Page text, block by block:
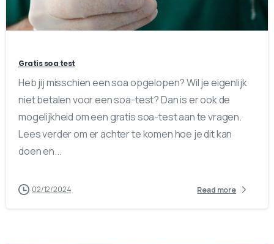
Gratis soa test
Heb jij misschien een soa opgelopen? Wil je eigenlijk
niet betalen voor een soa-test? Dan is er ook de
mogelijkheid om een gratis soa-test aan te vragen.
Lees verder om er achter te komen hoe je dit kan
doen en...
02/12/2024 Read more